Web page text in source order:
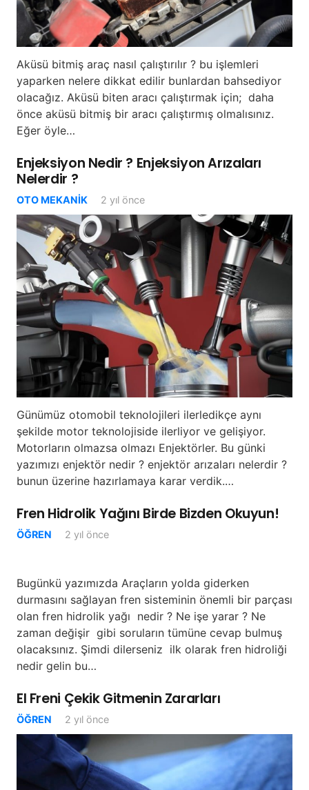
Aküsü bitmiş araç nasıl çalıştırılır ? bu işlemleri
yaparken nelere dikkat edilir bunlardan bahsediyor
olacağız. Aküsü biten aracı çalıştırmak için; daha
önce aküsü bitmiş bir aracı çalıştırmış olmalısınız.
Eğer öyle…
Enjeksiyon Nedir ? Enjeksiyon Arızaları
Nelerdir ?
OTO MEKANIK 2 yıl önce
Günümüz otomobil teknolojileri ilerledikçe aynı
şekilde motor teknolojiside ilerliyor ve gelişiyor.
Motorların olmazsa olmazı Enjektörler. Bu günki
yazımızı enjektör nedir ? enjektör arızaları nelerdir ?
bunun üzerine hazırlamaya karar verdik.…
Fren Hidrolik Yağını Birde Bizden Okuyun!
ÖĞREN 2 yıl önce
Bugünkü yazımızda Araçların yolda giderken
durmasını sağlayan fren sisteminin önemli bir parçası
olan fren hidrolik yağı nedir ? Ne işe yarar ? Ne
zaman değişir gibi soruların tümüne cevap bulmuş
olacaksınız. Şimdi dilerseniz ilk olarak fren hidroliği
nedir gelin bu…
El Freni Çekik Gitmenin Zararları
ÖĞREN 2 yıl önce